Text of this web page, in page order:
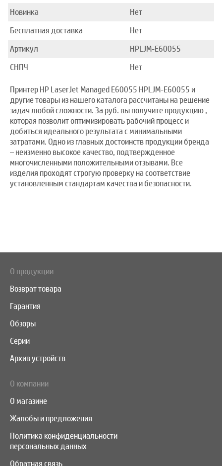
Новинка
Нет
Бесплатная доставка
Нет
Артикул
HPLJM-E60055
СНПЧ
Нет
Принтер HP LaserJet Managed E60055 HPLJM-E60055 и
другие товары из нашего каталога рассчитаны на решение
задач любой сложности. За руб. вы получите продукцию ,
которая позволит оптимизировать рабочий процесс и
добиться идеального результата с минимальными
затратами. Одно из главных достоинств продукции бренда
– неизменно высокое качество, подтвержденное
многочисленными положительными отзывами. Все
изделия проходят строгую проверку на соответствие
установленным стандартам качества и безопасности.
О продукции
Возврат товара
Гарантия
Обзоры
Серии
Архив устройств
О компании
О магазине
Жалобы и предложения
Политика конфиденциальности
персональных данных